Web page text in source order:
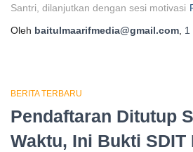
Santri, dilanjutkan dengan sesi motivasi
Oleh baitulmaarifmedia@gmail.com, 1
BERITA TERBARU
Pendaftaran Ditutup
Waktu, Ini Bukti SDIT